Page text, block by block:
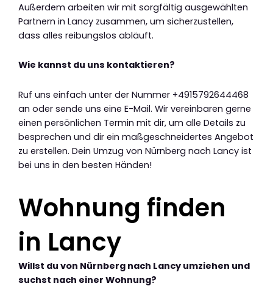
Außerdem arbeiten wir mit sorgfältig ausgewählten
Partnern in Lancy zusammen, um sicherzustellen,
dass alles reibungslos abläuft.
Wie kannst du uns kontaktieren?
Ruf uns einfach unter der Nummer +4915792644468
an oder sende uns eine E-Mail. Wir vereinbaren gerne
einen persönlichen Termin mit dir, um alle Details zu
besprechen und dir ein maßgeschneidertes Angebot
zu erstellen. Dein Umzug von Nürnberg nach Lancy ist
bei uns in den besten Händen!
Wohnung finden
in Lancy
Willst du von Nürnberg nach Lancy umziehen und
suchst nach einer Wohnung?